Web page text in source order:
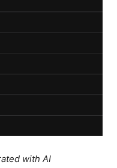
with AI